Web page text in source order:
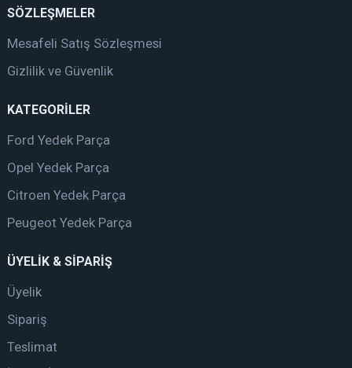
SÖZLEŞMELER
Mesafeli Satış Sözleşmesi
Gizlilik ve Güvenlik
KATEGORİLER
Ford Yedek Parça
Opel Yedek Parça
Citroen Yedek Parça
Peugeot Yedek Parça
ÜYELİK & SİPARİŞ
Üyelik
Sipariş
Teslimat